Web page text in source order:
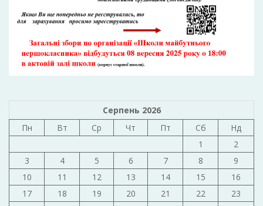
Серпень 2026
Пн
Вт Ср Чт Пт Сб
Нд
1
2
3
4 5 6 7 8
9
10
11 12 13 14 15
16
17
18 19 20 21 22
23